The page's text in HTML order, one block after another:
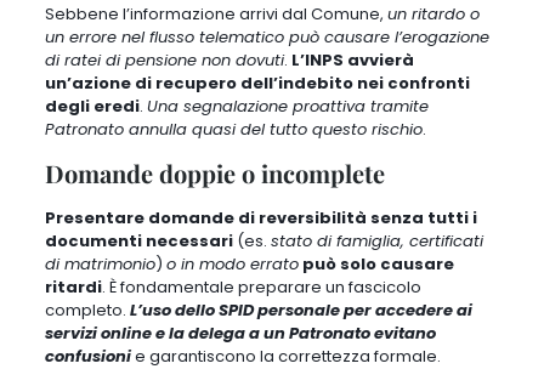
Sebbene l’informazione arrivi dal Comune, un ritardo o
un errore nel flusso telematico può causare l’erogazione
di ratei di pensione non dovuti. L’INPS avvierà
un’azione di recupero dell’indebito nei confronti
degli eredi. Una segnalazione proattiva tramite
Patronato annulla quasi del tutto questo rischio.
Domande doppie o incomplete
Presentare domande di reversibilità senza tutti i
documenti necessari(es. stato di famiglia, certificati
di matrimonio) o in modo errato può solo causare
ritardi. È fondamentale preparare un fascicolo
completo. L’uso dello SPID personale per accedere ai
servizi online e la delega a un Patronato evitano
confusionie garantiscono la correttezza formale.